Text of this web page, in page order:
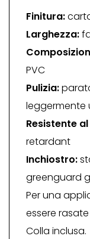
Finitura:
Larghezza:
PVC
Pulizia:
leggermente
Resistente
retardant
Inchiostro:
greenguard
Per una
essere
Colla inclusa.